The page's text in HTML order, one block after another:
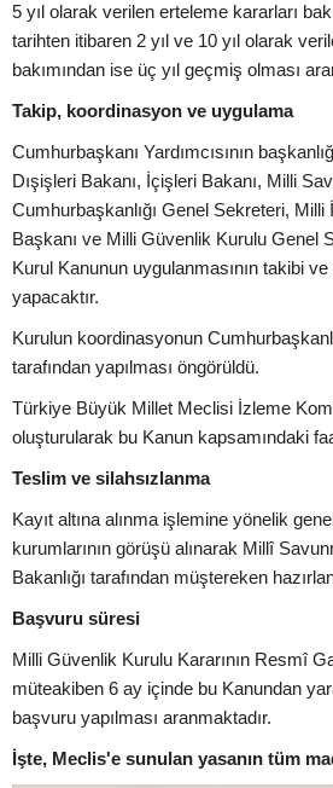
5 yıl olarak verilen erteleme kararları
tarihten itibaren 2 yıl ve 10 yıl olarak
bakımından ise üç yıl geçmiş olması
Takip, koordinasyon ve uygulama
Cumhurbaşkanı Yardımcısının
Dışişleri Bakanı, İçişleri Bakanı, Milli
Cumhurbaşkanlığı Genel Sekreteri, Milli
Başkanı ve Milli Güvenlik Kurulu Genel
Kurul Kanunun uygulanmasının takibi
yapacaktır.
Kurulun koordinasyonun
tarafından yapılması öngörüldü.
Türkiye Büyük Millet Meclisi İzleme
oluşturularak bu Kanun kapsamındaki
Teslim ve silahsızlanma
Kayıt altına alınma işlemine yönelik
kurumlarının görüşü alınarak Millî
Bakanlığı tarafından müştereken
Başvuru süresi
Milli Güvenlik Kurulu Kararının Resmî
müteakiben 6 ay içinde bu Kanundan
başvuru yapılması aranmaktadır.
İşte, Meclis'e sunulan yasanın tüm